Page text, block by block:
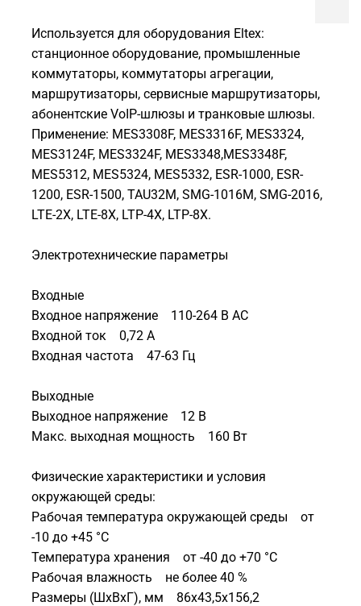
Используется для оборудования Eltex:
станционное оборудование, промышленные
коммутаторы, коммутаторы агрегации,
маршрутизаторы, сервисные маршрутизаторы,
абонентские VoIP-шлюзы и транковые шлюзы.
Применение: MES3308F, MES3316F, MES3324,
MES3124F, MES3324F, MES3348,MES3348F,
MES5312, MES5324, MES5332, ESR-1000, ESR-
1200, ESR-1500, TAU32M, SMG-1016M, SMG-2016,
LTE-2X, LTE-8X, LTP-4X, LTP-8X.
Электротехнические параметры
Входные
Входное напряжение 110-264 В AC
Входной ток 0,72 А
Входная частота 47-63 Гц
Выходные
Выходное напряжение 12 В
Макс. выходная мощность 160 Вт
Физические характеристики и условия
окружающей среды:
Рабочая температура окружающей среды от
-10 до +45 °С
Температура хранения от -40 до +70 °С
Рабочая влажность не более 40 %
Размеры (ШхВхГ), мм 86х43,5х156,2